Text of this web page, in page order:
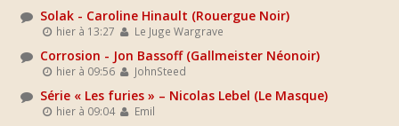
Solak - Caroline Hinault (Rouergue Noir)
hier à 13:27 Le Juge Wargrave
Corrosion - Jon Bassoff (Gallmeister Néonoir)
hier à 09:56 JohnSteed
Série « Les furies » – Nicolas Lebel (Le Masque)
hier à 09:04 Emil